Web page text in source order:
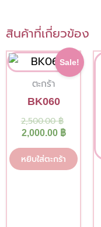
สินค้าที่เกี่ยวข้อง
Sale!
ตะกร้า
BK060
2,500.00฿
Original
price
2,000.00 ฿
Current
price
หยิบใส่ตะกร้า